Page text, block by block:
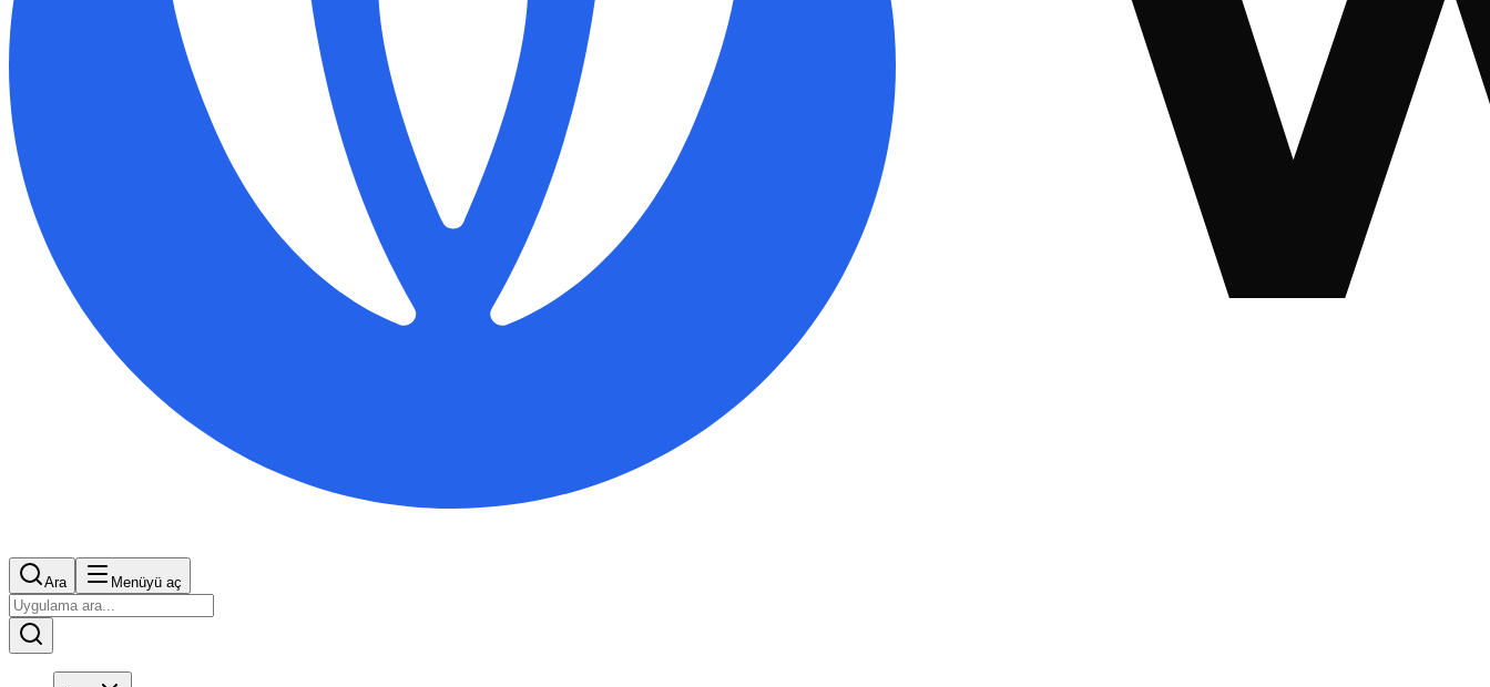
Ara Menüyü aç